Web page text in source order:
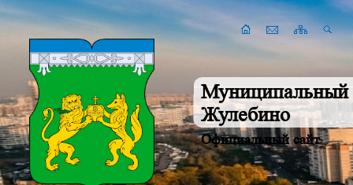
Муниципальный
Жулебино
Официальный сайт